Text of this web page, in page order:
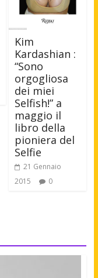
Kim
Kardashian :
“Sono
orgogliosa
dei miei
Selfish!” a
maggio il
libro della
pioniera del
Selfie
21 Gennaio
2015
0